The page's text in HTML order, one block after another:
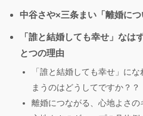
中谷さや×三条まい「離婚につ
「誰と結婚しても幸せ」なは
とつの理由
「誰と結婚しても幸せ」に
まうのはどうしてですか？？
離婚につながる、心地よさの